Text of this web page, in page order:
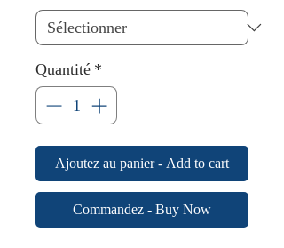
Quantité *
Ajoutez au panier - Add to cart
Commandez - Buy Now